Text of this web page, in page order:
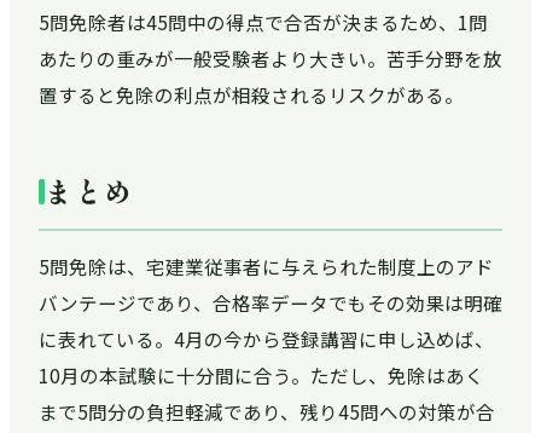
5問免除者は45問中の得点で合否が決まるため、1問
あたりの重みが一般受験者より大きい。苦手分野を放
置すると免除の利点が相殺されるリスクがある。
まとめ
5問免除は、宅建業従事者に与えられた制度上のアド
バンテージであり、合格率データでもその効果は明確
に表れている。4月の今から登録講習に申し込めば、
10月の本試験に十分間に合う。ただし、免除はあく
まで5問分の負担軽減であり、残り45問への対策が合